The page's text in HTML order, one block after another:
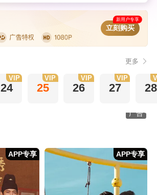
新用户专享
立刻购买
更多
24
VIP
25
VIP
26
VIP
27
VIP
28
广告
APP专享 APP专享